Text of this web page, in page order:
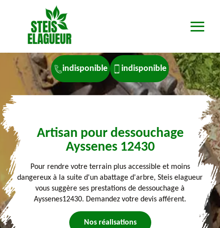
indisponible indisponible
Artisan pour dessouchage
Ayssenes 12430
Pour rendre votre terrain plus accessible et moins
dangereux à la suite d'un abattage d'arbre, Steis elagueur
vous suggère ses prestations de dessouchage à
Ayssenes12430. Demandez votre devis afférent.
Nos réalisations